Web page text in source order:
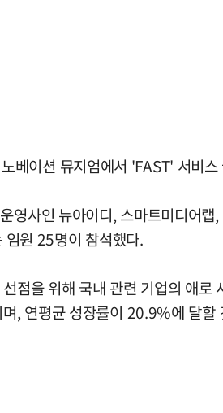
베이션 뮤지엄에서 'FAST' 서비
영사인 뉴아이디, 스마트미디어
원 25명이 참석했다.
점을 위해 국내 관련 기업의 애
, 연평균 성장률이 20.9%에 달할